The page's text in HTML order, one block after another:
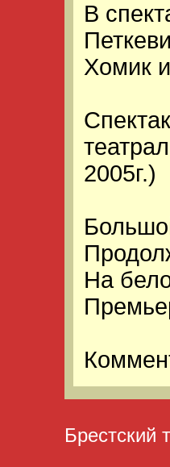
В
Хомик
2005г.)
На
Брестский